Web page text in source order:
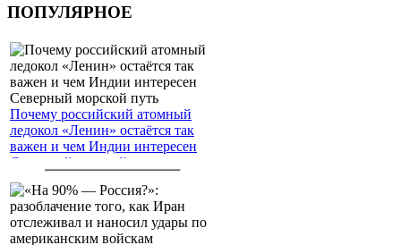
ПОПУЛЯРНОЕ
Почему российский атомный
ледокол «Ленин» остаётся так
важен и чем Индии интересен
Северный морской путь